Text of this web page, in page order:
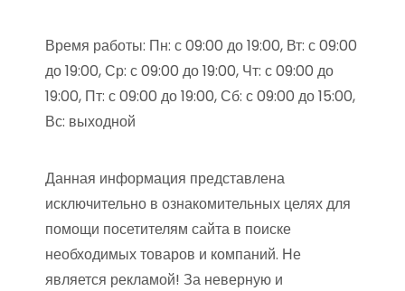
Время работы: Пн: с 09:00 до 19:00, Вт: с 09:00
до 19:00, Ср: с 09:00 до 19:00, Чт: с 09:00 до
19:00, Пт: с 09:00 до 19:00, Сб: с 09:00 до 15:00,
Вс: выходной
Данная информация представлена
исключительно в ознакомительных целях для
помощи посетителям сайта в поиске
необходимых товаров и компаний. Не
является рекламой! За неверную и